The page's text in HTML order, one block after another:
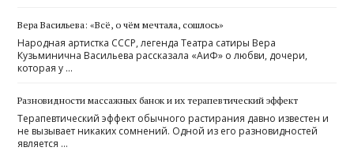
Вера Васильева: «Всё, о чём мечтала, сошлось»
Народная артистка СССР, легенда Театра сатиры Вера
Кузьминична Васильева рассказала «АиФ» о любви, дочери,
которая у …
Разновидности массажных банок и их терапевтический эффект
Терапевтический эффект обычного растирания давно известен и
не вызывает никаких сомнений. Одной из его разновидностей
является …